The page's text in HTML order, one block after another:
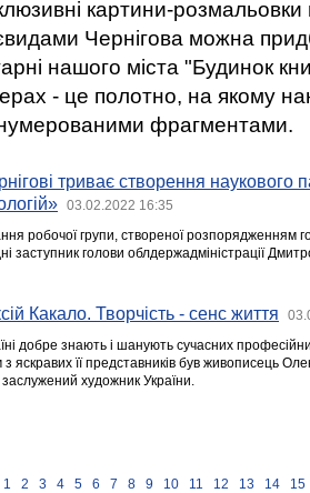
картини-
Чернігова можна
нашого міста "Будинок
- це полотно, на якому
фрагментами.
триває створення наукового
03.02.2022 16:35
робочої групи, створеної розпорядженням
заступник голови облдержадміністрації
Какало. Творчість - сенс життя
добре знають і шанують сучасних
яскравих її представників був живописець
художник України.
1 2 3 4 5 6 7 8 9 10 11 12 13 14
15